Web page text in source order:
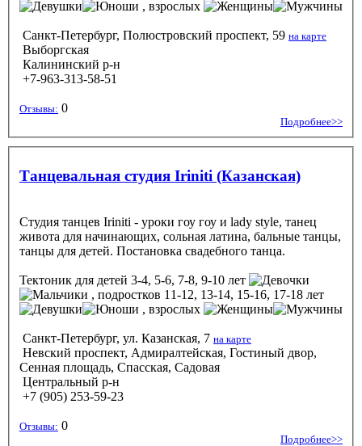
, взрослых
Санкт-Петербург, Полюстровский проспект, 59 на карте
Выборгская
Калининский р-н
+7-963-313-58-51
Отзывы: 0
Подробнее>>
Танцевальная студия Iriniti (Казанская)
Студия танцев Iriniti - уроки гоу гоу и lady style, танец
живота для начинающих, сольная латина, бальные танцы,
танцы для детей. Постановка свадебного танца.
Тектоник для детей 3-4, 5-6, 7-8, 9-10 лет
, подростков 11-12, 13-14, 15-16, 17-18 лет
, взрослых
Санкт-Петербург, ул. Казанская, 7 на карте
Невский проспект, Адмиралтейская, Гостиный двор,
Сенная площадь, Спасская, Садовая
Центральный р-н
+7 (905) 253-59-23
Отзывы: 0
Подробнее>>